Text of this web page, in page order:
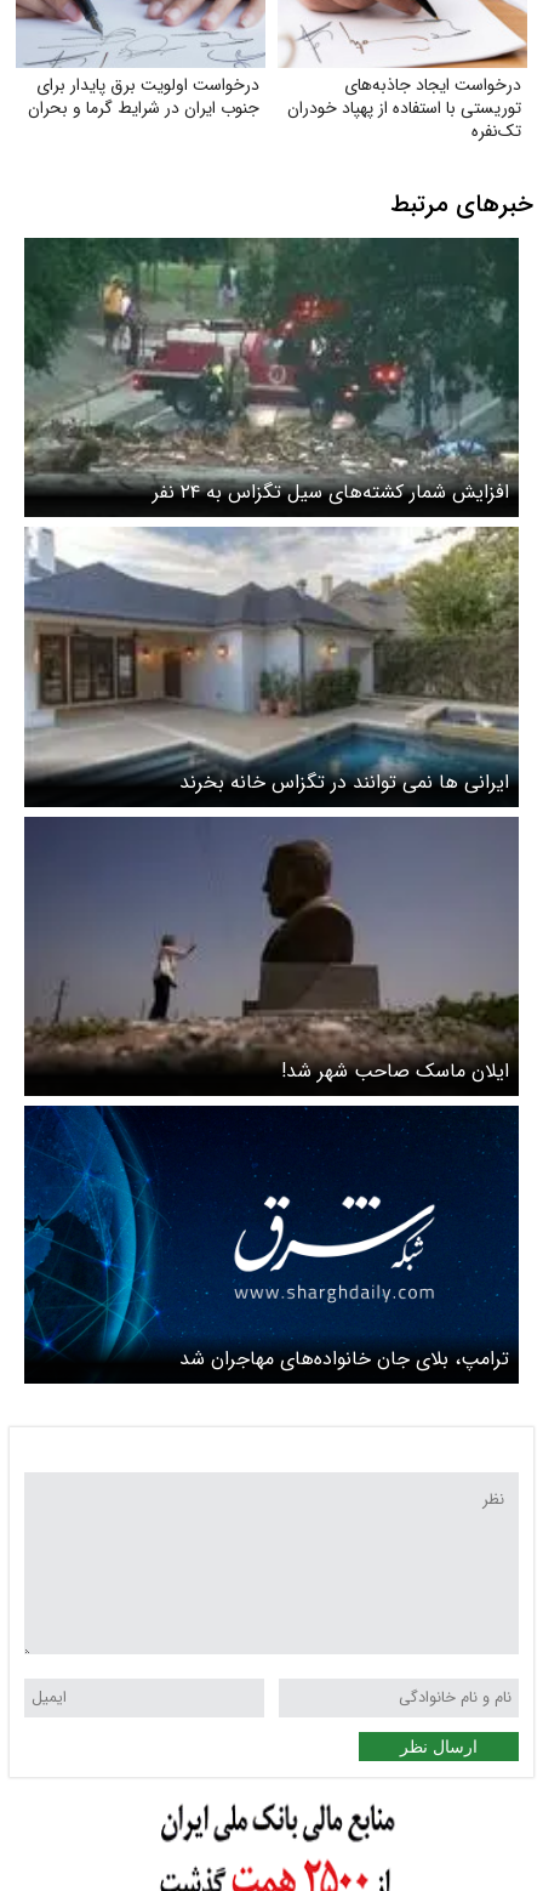
درخواست ایجاد جاذبه‌های
توریستی با استفاده از پهپاد خودران
تک‌نفره
درخواست اولویت برق پایدار برای
جنوب ایران در شرایط گرما و بحران
خبرهای مرتبط
افزایش شمار کشته‌های سیل تگزاس به ۲۴ نفر
ایرانی ها نمی توانند در تگزاس خانه بخرند
ایلان ماسک صاحب شهر شد!
ترامپ، بلای جان خانواده‌های مهاجران شد
ارسال نظر